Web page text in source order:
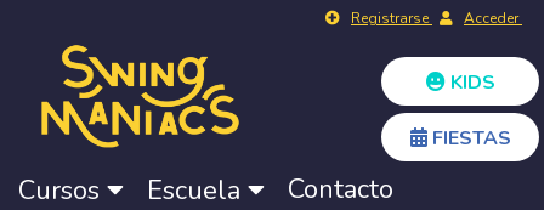
Registrarse Acceder
KIDS
FIESTAS
Cursos Escuela Contacto